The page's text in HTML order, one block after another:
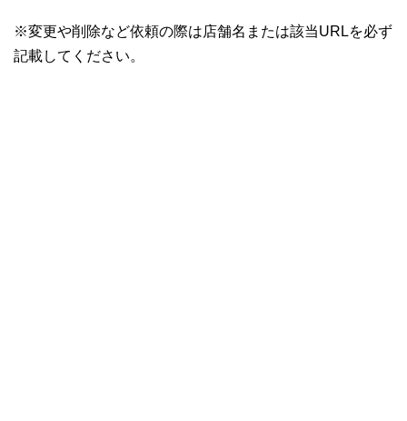
※変更や削除など依頼の際は店舗名または該当URLを必ず
記載してください。